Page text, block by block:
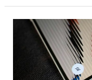
que
se